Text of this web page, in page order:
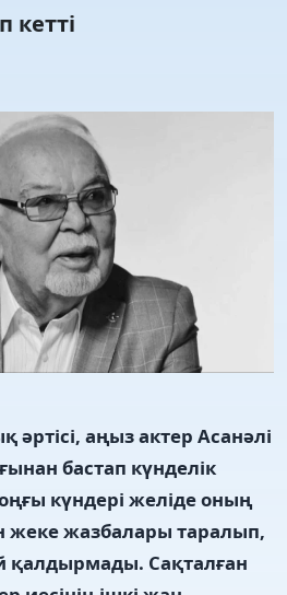
кетті
аңыз актер Асанәлі
бастап күнделік
күндері желіде оның
жазбалары таралып,
Сақталған